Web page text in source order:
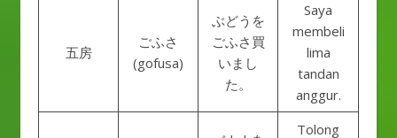
五房
ごふさ
(gofusa)
ぶどうを
ごふさ買
いまし
た。
Saya
membeli
lima
tandan
anggur.
Tolong